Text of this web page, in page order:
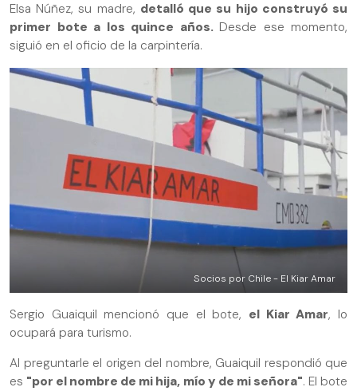
Elsa Núñez, su madre, detalló que su hijo construyó su
primer bote a los quince años. Desde ese momento,
siguió en el oficio de la carpintería.
Socios por Chile - El Kiar Amar
Sergio Guaiquil mencionó que el bote, el Kiar Amar, lo
ocupará para turismo.
Al preguntarle el origen del nombre, Guaiquil respondió que
es "por el nombre de mi hija, mío y de mi señora". El bote